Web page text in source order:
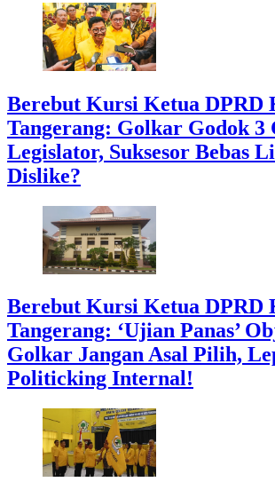
Berebut Kursi Ketua DPRD
Tangerang: Golkar Godok 3
Legislator, Suksesor Bebas
Dislike?
Berebut Kursi Ketua DPRD
Tangerang: ‘Ujian Panas’
Golkar Jangan Asal Pilih,
Politicking Internal!